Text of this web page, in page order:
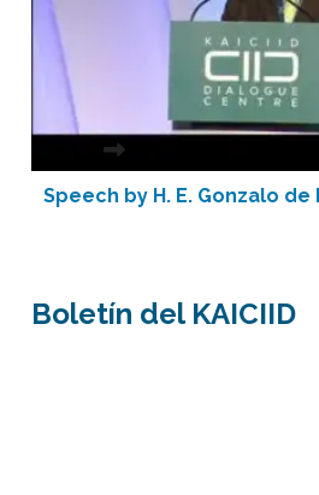
Speech by H. E. Gonzalo de
Boletín del KAICIID